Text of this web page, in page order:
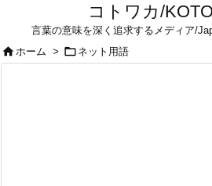
コトワカ/
言葉の意味を深く追求するメディア/
ホーム >  ネット用語